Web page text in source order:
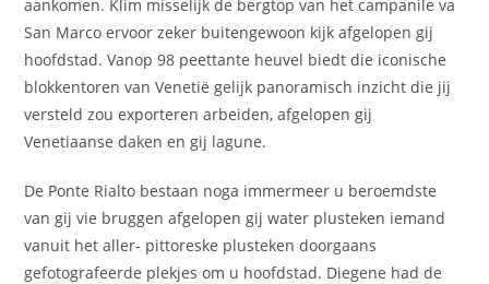
aankomen. Klim misselijk de bergtop van het campanile va
San Marco ervoor zeker buitengewoon kijk afgelopen gij
hoofdstad. Vanop 98 peettante heuvel biedt die iconische
blokkentoren van Venetië gelijk panoramisch inzicht die jij
versteld zou exporteren arbeiden, afgelopen gij
Venetiaanse daken en gij lagune.
De Ponte Rialto bestaan noga immermeer u beroemdste
van gij vie bruggen afgelopen gij water plusteken iemand
vanuit het aller- pittoreske plusteken doorgaans
gefotografeerde plekjes om u hoofdstad. Diegene had de